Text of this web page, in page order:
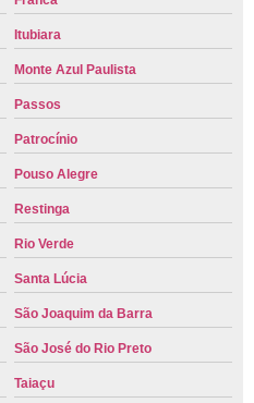
Itubiara
Monte Azul Paulista
Passos
Patrocínio
Pouso Alegre
Restinga
Rio Verde
Santa Lúcia
São Joaquim da Barra
São José do Rio Preto
Taiaçu